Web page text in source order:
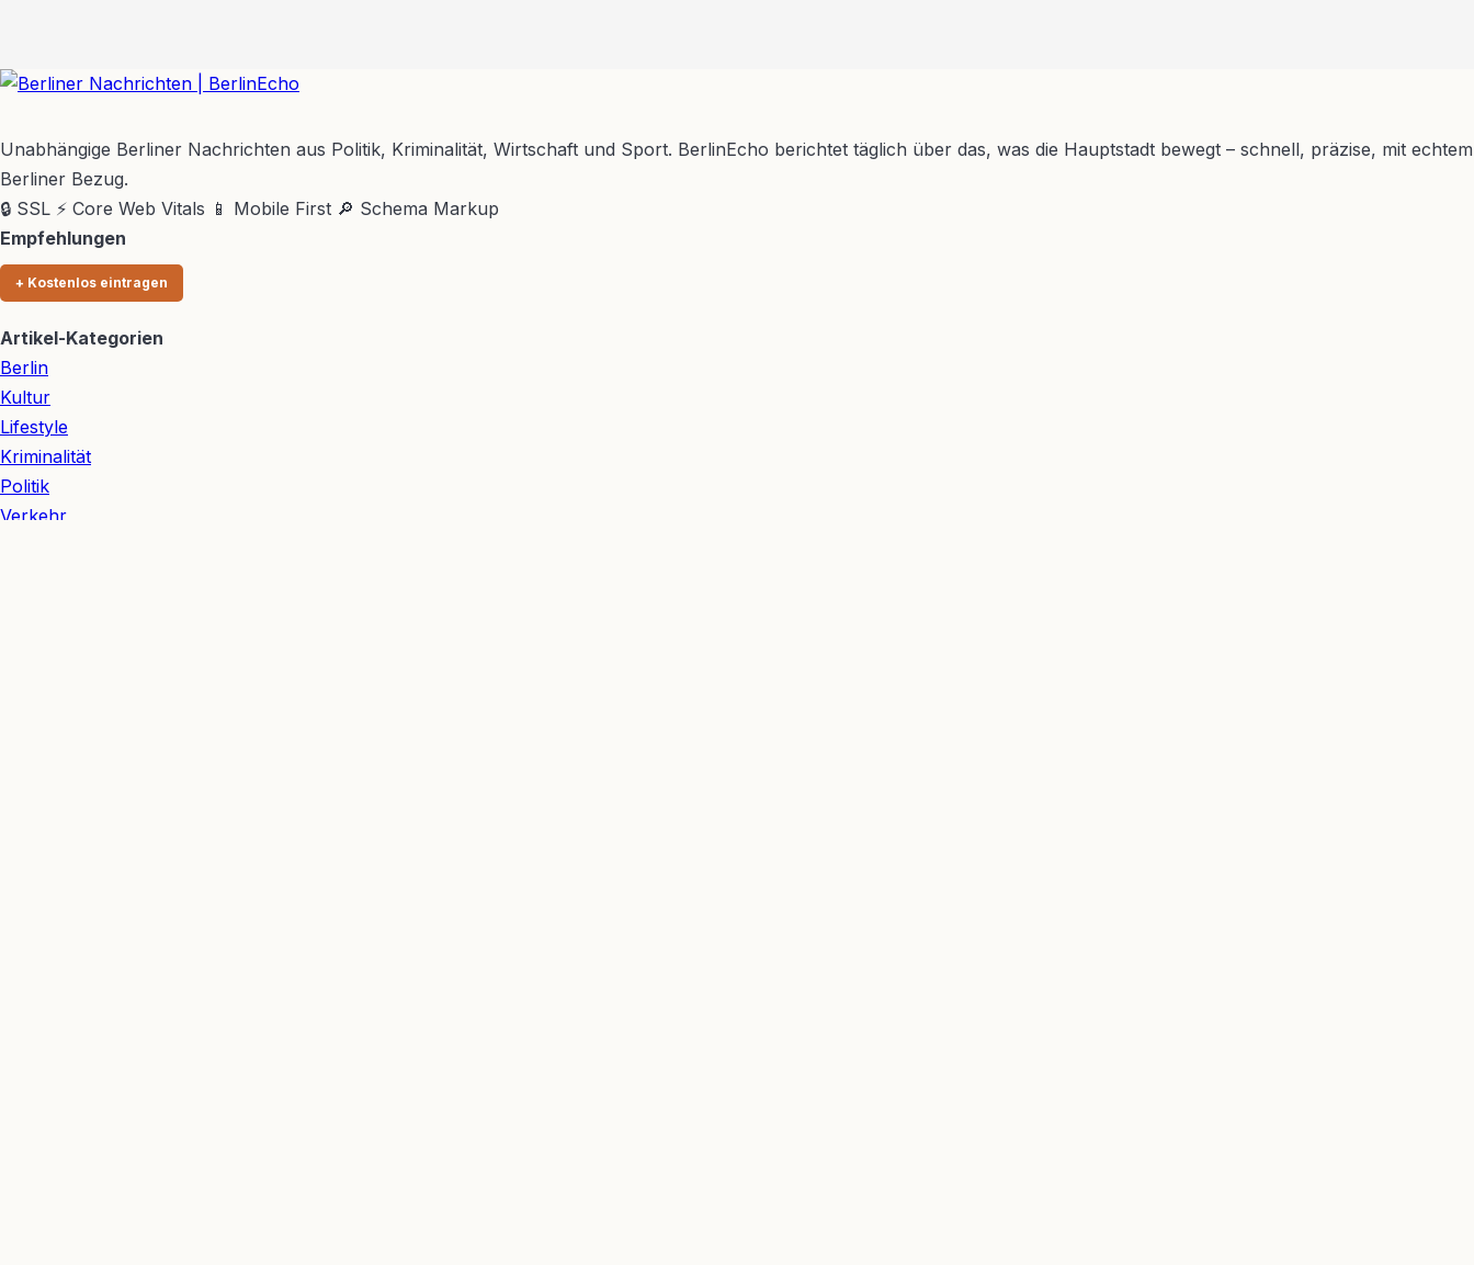
Unabhängige Berliner Nachrichten aus Politik, Kriminalität, Wirtschaft und Sport. BerlinEcho berichtet täglich über das, was die Hauptstadt bewegt – schnell, präzise, mit echtem
Berliner Bezug.
🔒 SSL ⚡ Core Web Vitals 📱 Mobile First 🔎 Schema Markup
Empfehlungen
+ Kostenlos eintragen
Artikel-Kategorien
Berlin
Kultur
Lifestyle
Kriminalität
Politik
Verkehr